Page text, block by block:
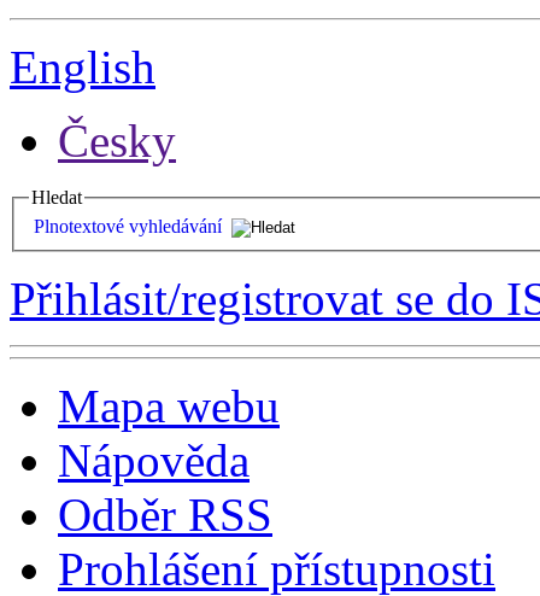
English
Česky
Hledat
Plnotextové vyhledávání
Přihlásit/registrovat se do
Mapa webu
Nápověda
Odběr RSS
Prohlášení přístupnosti